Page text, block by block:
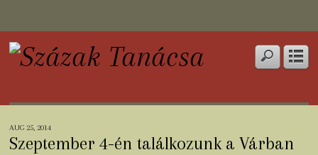
AUG 25, 2014
Szeptember 4-én találkozunk a Várban